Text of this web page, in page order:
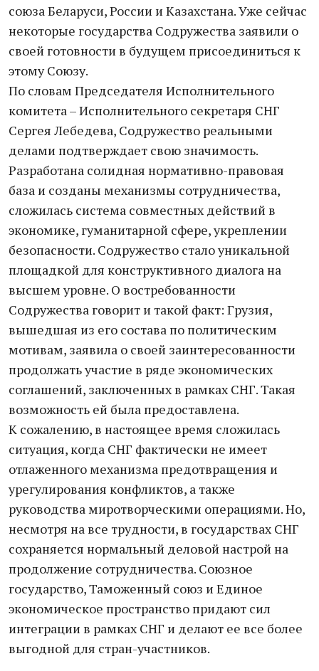
союза Беларуси, России и Казахстана. Уже сейчас
некоторые государства Содружества заявили о
своей готовности в будущем присоединиться к
этому Союзу.
По словам Председателя Исполнительного
комитета – Исполнительного секретаря СНГ
Сергея Лебедева, Содружество реальными
делами подтверждает свою значимость.
Разработана солидная нормативно-правовая
база и созданы механизмы сотрудничества,
сложилась система совместных действий в
экономике, гуманитарной сфере, укреплении
безопасности. Содружество стало уникальной
площадкой для конструктивного диалога на
высшем уровне. О востребованности
Содружества говорит и такой факт: Грузия,
вышедшая из его состава по политическим
мотивам, заявила о своей заинтересованности
продолжать участие в ряде экономических
соглашений, заключенных в рамках СНГ. Такая
возможность ей была предоставлена.
К сожалению, в настоящее время сложилась
ситуация, когда СНГ фактически не имеет
отлаженного механизма предотвращения и
урегулирования конфликтов, а также
руководства миротворческими операциями. Но,
несмотря на все трудности, в государствах СНГ
сохраняется нормальный деловой настрой на
продолжение сотрудничества. Союзное
государство, Таможенный союз и Единое
экономическое пространство придают сил
интеграции в рамках СНГ и делают ее все более
выгодной для стран-участников.